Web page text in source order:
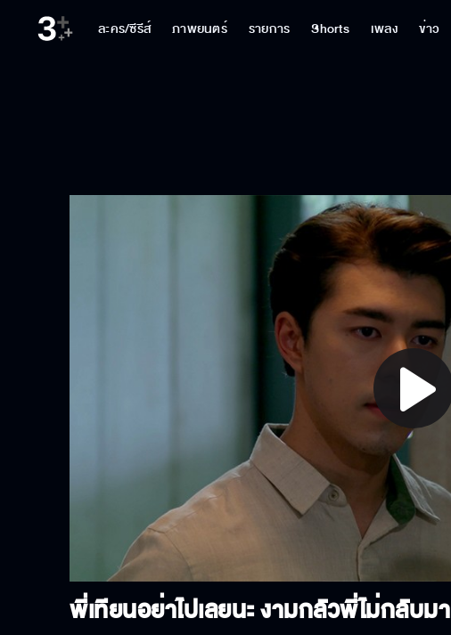
ละคร/ซีรีส์ ภาพยนตร์ รายการ Shorts เพลง ข่าว
Play
Video
พี่เทียนอย่าไปเลยนะ งามกลัวพี่ไม่กลับมา